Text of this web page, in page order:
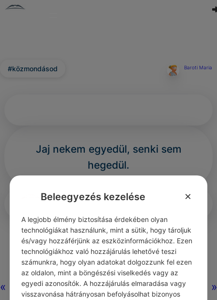
« »
#közmondásod Baroti Maria
Jaj nekem egyedül, senki sem
hegedül.
0 298
Nincs még hozzászólás.
Beleegyezés kezelése ×
A legjobb élmény biztosítása érdekében olyan
technológiákat használunk, mint a sütik, hogy tároljuk
és/vagy hozzáférjünk az eszközinformációkhoz. Ezen
technológiákhoz való hozzájárulás lehetővé teszi
számunkra, hogy olyan adatokat dolgozzunk fel ezen
az oldalon, mint a böngészési viselkedés vagy az
egyedi azonosítók. A hozzájárulás elmaradása vagy
visszavonása hátrányosan befolyásolhat bizonyos